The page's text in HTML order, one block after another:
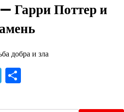
Гарри Поттер и
добра и зла
Telegram